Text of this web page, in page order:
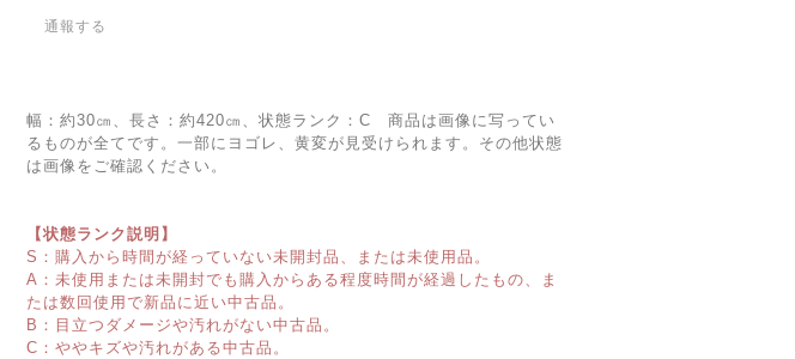
通報する
幅：約30㎝、長さ：約420㎝、状態ランク：C 商品は画像に写ってい
るものが全てです。一部にヨゴレ、黄変が見受けられます。その他状態
は画像をご確認ください。
【状態ランク説明】
S：購入から時間が経っていない未開封品、または未使用品。
A：未使用または未開封でも購入からある程度時間が経過したもの、ま
たは数回使用で新品に近い中古品。
B：目立つダメージや汚れがない中古品。
C：ややキズや汚れがある中古品。